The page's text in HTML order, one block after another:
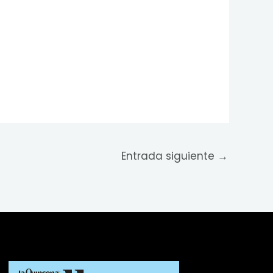
Entrada siguiente →